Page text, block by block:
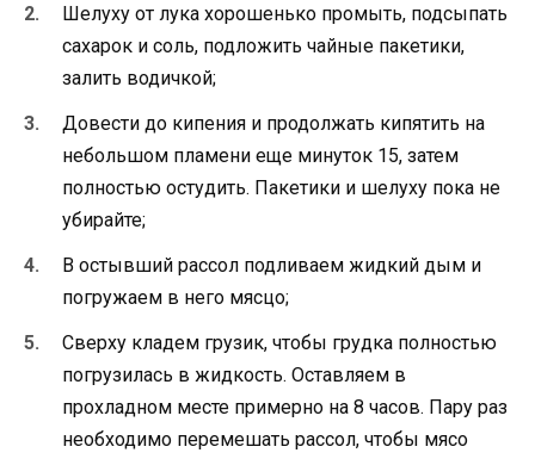
Шелуху от лука хорошенько промыть, подсыпать
сахарок и соль, подложить чайные пакетики,
залить водичкой;
Довести до кипения и продолжать кипятить на
небольшом пламени еще минуток 15, затем
полностью остудить. Пакетики и шелуху пока не
убирайте;
В остывший рассол подливаем жидкий дым и
погружаем в него мясцо;
Сверху кладем грузик, чтобы грудка полностью
погрузилась в жидкость. Оставляем в
прохладном месте примерно на 8 часов. Пару раз
необходимо перемешать рассол, чтобы мясо